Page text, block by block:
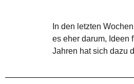
In den letzten
es eher darum, Ideen
Jahren hat sich dazu